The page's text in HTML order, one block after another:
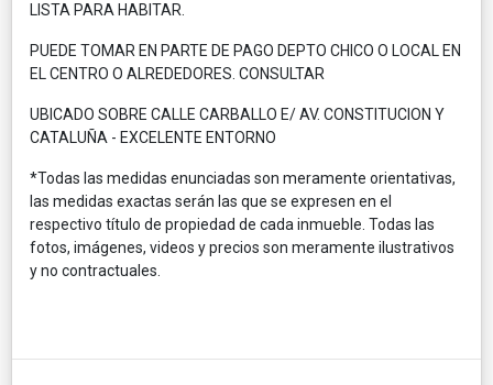
LISTA PARA HABITAR.
PUEDE TOMAR EN PARTE DE PAGO DEPTO CHICO O LOCAL EN
EL CENTRO O ALREDEDORES. CONSULTAR
UBICADO SOBRE CALLE CARBALLO E/ AV. CONSTITUCION Y
CATALUÑA - EXCELENTE ENTORNO
*Todas las medidas enunciadas son meramente orientativas,
las medidas exactas serán las que se expresen en el
respectivo título de propiedad de cada inmueble. Todas las
fotos, imágenes, videos y precios son meramente ilustrativos
y no contractuales.